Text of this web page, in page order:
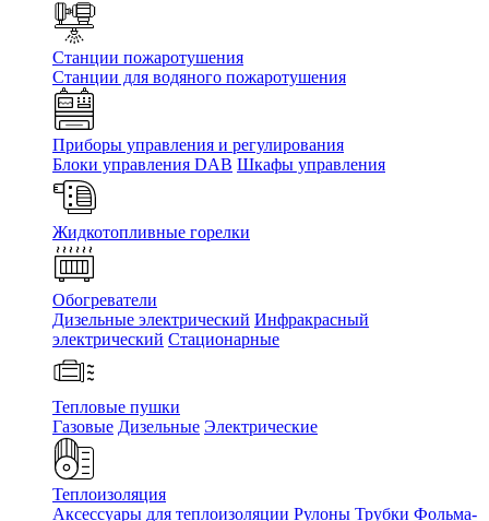
Станции пожаротушения
Станции для водяного пожаротушения
Приборы управления и регулирования
Блоки управления DAB Шкафы управления
Жидкотопливные горелки
Обогреватели
Дизельные электрический Инфракрасный
электрический Стационарные
Тепловые пушки
Газовые Дизельные Электрические
Теплоизоляция
Аксессуары для теплоизоляции Рулоны Трубки Фольма-